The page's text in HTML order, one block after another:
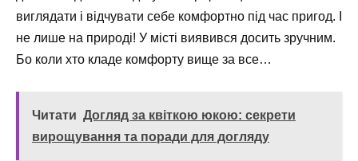
виглядати і відчувати себе комфортно під час пригод. І
не лише на природі! У місті виявився досить зручним.
Бо коли хто кладе комфорту вище за все…
Читати Догляд за квіткою юкою: секрети
вирощування та поради для догляду